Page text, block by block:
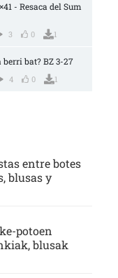
- Resaca del Sum
3 0 1
bat? BZ 3-27
4 0 1
entre botes
blusas y
potoen
blusak